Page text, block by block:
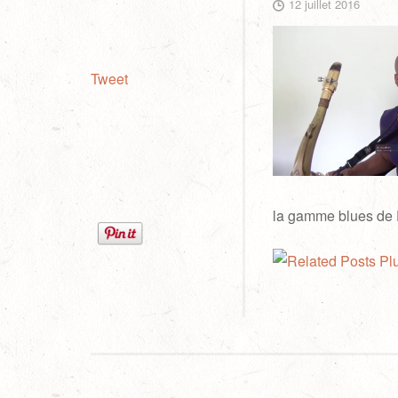
Tweet
12 juillet 2016
la gamme blues de